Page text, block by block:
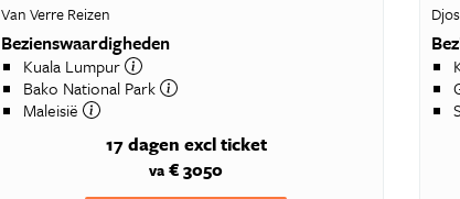
Van Verre Reizen
Bezienswaardigheden
Kuala Lumpur
Bako National Park
Maleisië
17 dagen excl ticket
va € 3050